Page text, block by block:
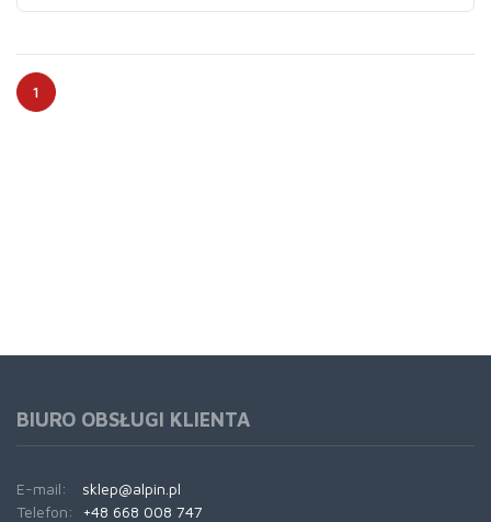
1
BIURO OBSŁUGI KLIENTA
E-mail:
sklep@alpin.pl
Telefon:
+48 668 008 747